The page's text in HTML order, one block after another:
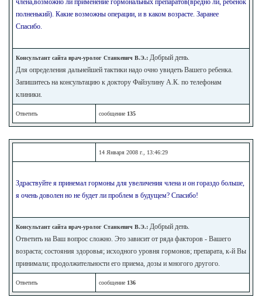
полненький). Какие возможны операции, и в каком возрасте. Заранее
Спасибо.
Консультант сайта врач-уролог Станкевич В.Э.: Добрый день.
Для определения дальнейшей тактики надо очно увидеть Вашего ребенка.
Запишитесь на консультацию к доктору Файзулину А.К. по телефонам
клиники.
Ответить сообщение 135
14 Января 2008 г., 13:46:29
Здраствуйте я принемал гормоны для увеличения члена и он гораздо больше,
я очень доволен но не будет ли проблем в будущем? Спасибо!
Консультант сайта врач-уролог Станкевич В.Э.: Добрый день.
Ответить на Ваш вопрос сложно. Это зависит от ряда факторов - Вашего
возраста; состояния здоровья; исходного уровня гормонов; препарата, к-й Вы
принимали; продолжительности его приема, дозы и многого другого.
Ответить сообщение 136